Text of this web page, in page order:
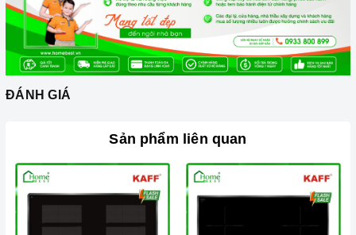
sản phẩm và các dịch vụ sau bán hàng, bên cạnh việc cung
cấp và phân phối các thiết bị nhà bếp cao cấp thì vấn đề bảo trì
và bảo dưỡng sản phẩm luôn được Home Best lưu tâm.
Thiết bị nhà bếp có sự cố hãy gọi ngay cho
Xem thêm chi tiết tại:Home Best Care - Trung tâm sửa chữa,
ĐÁNH GIÁ
Sản phẩm liên quan